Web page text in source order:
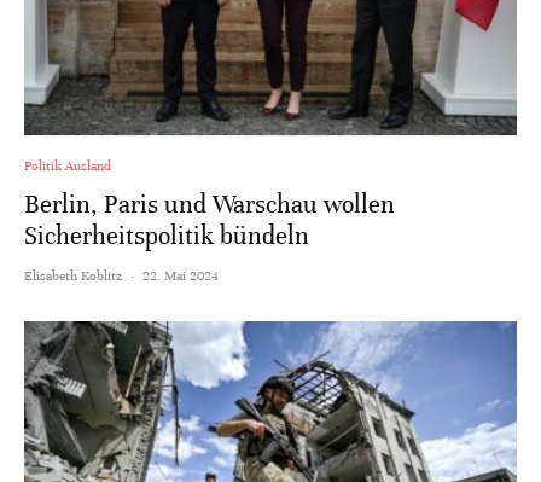
Politik Ausland
Berlin, Paris und Warschau wollen
Sicherheitspolitik bündeln
Elisabeth Koblitz · 22. Mai 2024